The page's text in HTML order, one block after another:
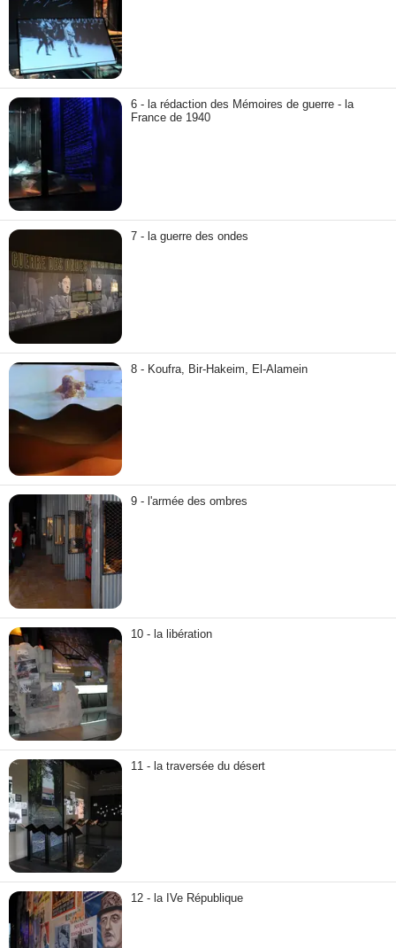
6 - la rédaction des Mémoires de guerre - la
France de 1940
7 - la guerre des ondes
8 - Koufra, Bir-Hakeim, El-Alamein
9 - l'armée des ombres
10 - la libération
11 - la traversée du désert
12 - la IVe République